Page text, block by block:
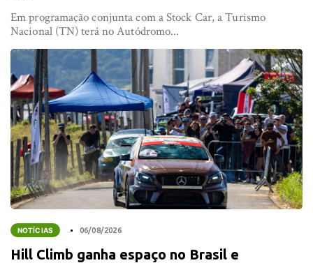
Em programação conjunta com a Stock Car, a Turismo
Nacional (TN) terá no Autódromo...
NOTÍCIAS 06/08/2026
Hill Climb ganha espaço no Brasil e